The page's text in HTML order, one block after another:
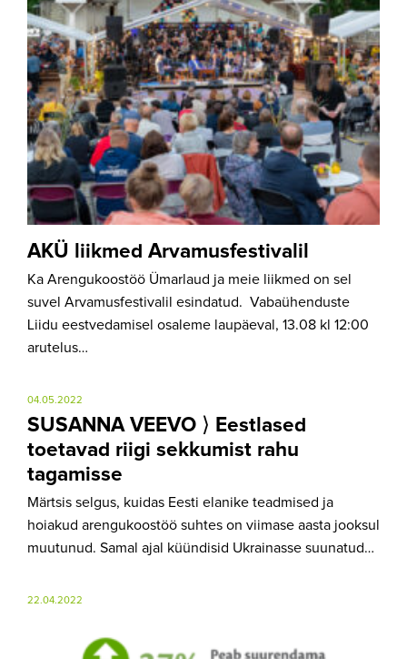
AKÜ liikmed Arvamusfestivalil
Ka Arengukoostöö Ümarlaud ja meie liikmed on sel
suvel Arvamusfestivalil esindatud. Vabaühenduste
Liidu eestvedamisel osaleme laupäeval, 13.08 kl 12:00
arutelus…
04.05.2022
SUSANNA VEEVO ⟩ Eestlased
toetavad riigi sekkumist rahu
tagamisse
Märtsis selgus, kuidas Eesti elanike teadmised ja
hoiakud arengukoostöö suhtes on viimase aasta jooksul
muutunud. Samal ajal küündisid Ukrainasse suunatud…
22.04.2022